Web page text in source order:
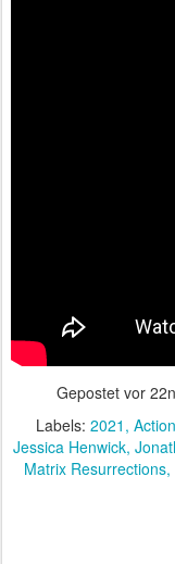
Gepostet vor
Labels: 2021 Action
Jessica Henwick
Matrix Resurrections